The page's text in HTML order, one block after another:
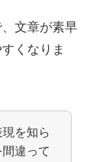
文章が素早
くなりま
を知ら
違って